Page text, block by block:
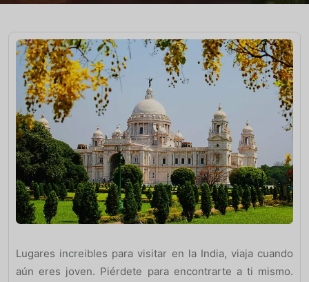
Lugares increibles para visitar en la India, viaja cuando
aún eres joven. Piérdete para encontrarte a ti mismo.